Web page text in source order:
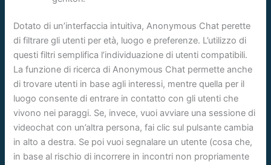
Dotato di un’interfaccia intuitiva, Anonymous Chat perette
di filtrare gli utenti per età, luogo e preferenze. L’utilizzo di
questi filtri semplifica l’individuazione di utenti compatibili.
La funzione di ricerca di Anonymous Chat permette anche
di trovare utenti in base agli interessi, mentre quella per il
luogo consente di entrare in contatto con gli utenti che
vivono nei paraggi. Se, invece, vuoi avviare una sessione di
videochat con un’altra persona, fai clic sul pulsante cambia
in alto a destra. Se poi vuoi segnalare un utente (cosa che,
in base al rischio di incorrere in incontri non propriamente